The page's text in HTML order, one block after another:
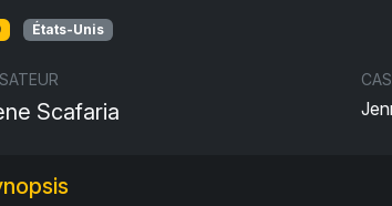
États-Unis
Scafaria